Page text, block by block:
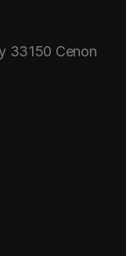
33150 Cenon